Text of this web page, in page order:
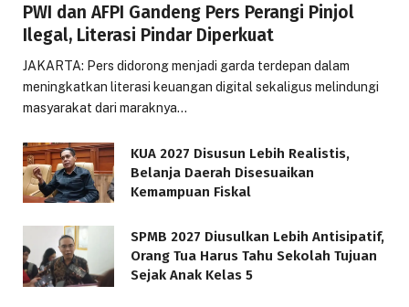
PWI dan AFPI Gandeng Pers Perangi Pinjol
Ilegal, Literasi Pindar Diperkuat
JAKARTA: Pers didorong menjadi garda terdepan dalam
meningkatkan literasi keuangan digital sekaligus melindungi
masyarakat dari maraknya…
KUA 2027 Disusun Lebih Realistis,
Belanja Daerah Disesuaikan
Kemampuan Fiskal
SPMB 2027 Diusulkan Lebih Antisipatif,
Orang Tua Harus Tahu Sekolah Tujuan
Sejak Anak Kelas 5